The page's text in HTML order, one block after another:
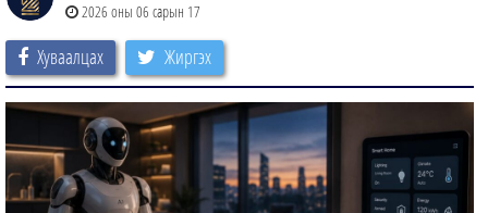
2026 оны 06 сарын 17
Хуваалцах Жиргэх